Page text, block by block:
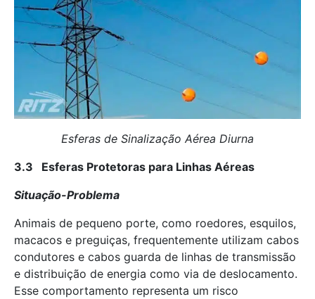
Esferas de Sinalização Aérea Diurna
3.3 Esferas Protetoras para Linhas Aéreas
Situação-Problema
Animais de pequeno porte, como roedores, esquilos,
macacos e preguiças, frequentemente utilizam cabos
condutores e cabos guarda de linhas de transmissão
e distribuição de energia como via de deslocamento.
Esse comportamento representa um risco